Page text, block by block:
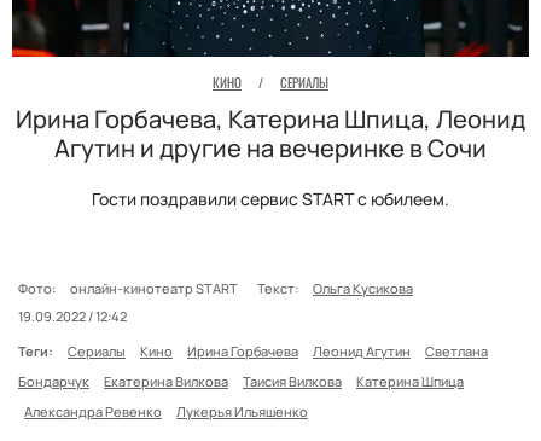
КИНО / СЕРИАЛЫ
Ирина Горбачева, Катерина Шпица, Леонид
Агутин и другие на вечеринке в Сочи
Гости поздравили сервис START с юбилеем.
Фото: онлайн-кинотеатр START Текст:
Ольга Кусикова
19.09.2022 / 12:42
Теги:
Сериалы Кино Ирина Горбачева Леонид Агутин
Светлана
Бондарчук
Екатерина Вилкова Таисия Вилкова
Катерина Шпица
Александра Ревенко
Лукерья Ильяшенко